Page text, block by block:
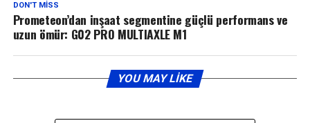
DON'T MISS
Prometeon’dan inşaat segmentine güçlü performans ve
uzun ömür: G02 PRO MULTIAXLE M1
YOU MAY LIKE